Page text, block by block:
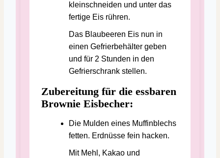
kleinschneiden und unter das
fertige Eis rühren.
Das Blaubeeren Eis nun in
einen Gefrierbehälter geben
und für 2 Stunden in den
Gefrierschrank stellen.
Zubereitung für die essbaren
Brownie Eisbecher:
Die Mulden eines Muffinblechs
fetten. Erdnüsse fein hacken.
Mit Mehl, Kakao und